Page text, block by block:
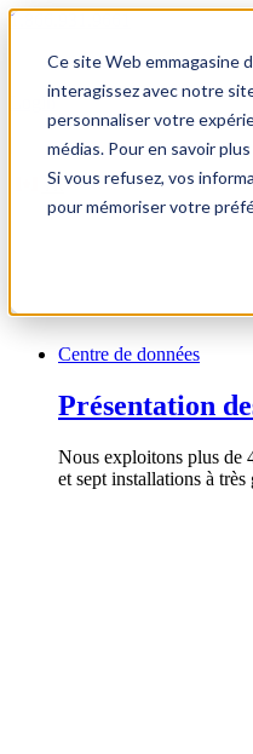
Ce site Web emmagasine
interagissez avec notre
personnaliser votre
médias. Pour en savoir
Si vous refusez, vos
pour mémoriser votre
1.866.931.9661
Login
FR
Centre de données
Présentation
Nous exploitons plus de
et sept installations à très